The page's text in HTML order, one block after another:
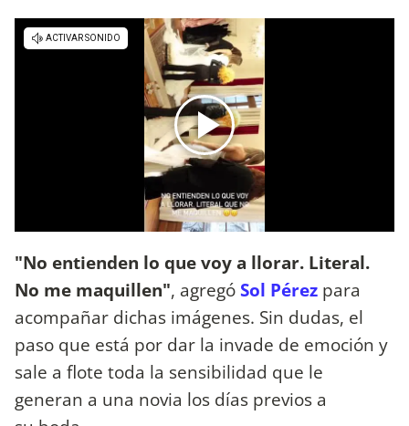
"No entienden lo que voy a llorar. Literal.
No me maquillen", agregóSol Pérez para
acompañar dichas imágenes. Sin dudas, el
paso que está por dar la invade de emoción y
sale a flote toda la sensibilidad que le
generan a una novia los días previos a